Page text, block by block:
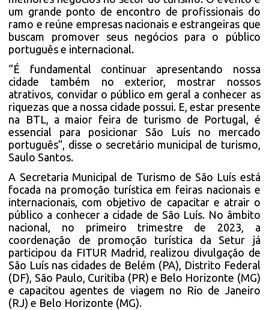
um grande ponto de encontro de profissionais do
ramo e reúne empresas nacionais e estrangeiras que
buscam promover seus negócios para o público
português e internacional.
“É fundamental continuar apresentando nossa
cidade também no exterior, mostrar nossos
atrativos, convidar o público em geral a conhecer as
riquezas que a nossa cidade possui. E, estar presente
na BTL, a maior feira de turismo de Portugal, é
essencial para posicionar São Luís no mercado
português”, disse o secretário municipal de turismo,
Saulo Santos.
A Secretaria Municipal de Turismo de São Luís está
focada na promoção turística em feiras nacionais e
internacionais, com objetivo de capacitar e atrair o
público a conhecer a cidade de São Luís. No âmbito
nacional, no primeiro trimestre de 2023, a
coordenação de promoção turística da Setur já
participou da FITUR Madrid, realizou divulgação de
São Luís nas cidades de Belém (PA), Distrito Federal
(DF), São Paulo, Curitiba (PR) e Belo Horizonte (MG)
e capacitou agentes de viagem no Rio de Janeiro
(RJ) e Belo Horizonte (MG).